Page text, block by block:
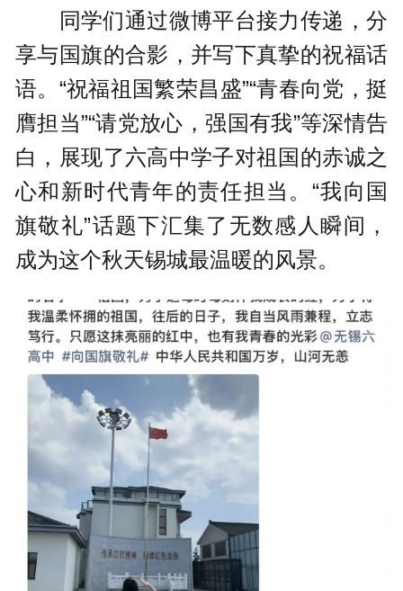
同学们通过微博平台接力传递，分
享与国旗的合影，并写下真挚的祝福话
语。“祝福祖国繁荣昌盛”“青春向党，挺
膺担当”“请党放心，强国有我”等深情告
白，展现了六高中学子对祖国的赤诚之
心和新时代青年的责任担当。“我向国
旗敬礼”话题下汇集了无数感人瞬间，
成为这个秋天锡城最温暖的风景。